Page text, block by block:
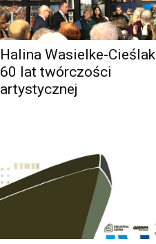
Halina Wasielke-Cieślak
60 lat twórczości
artystycznej